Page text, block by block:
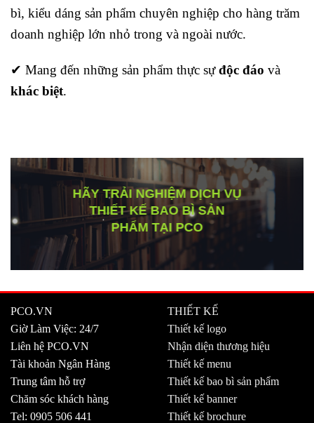
bì, kiểu dáng sản phẩm chuyên nghiệp cho hàng trăm
doanh nghiệp lớn nhỏ trong và ngoài nước.
✔ Mang đến những sản phẩm thực sựđộc đáo và
khác biệt.
HÃY TRẢI NGHIỆM DỊCH VỤ
THIẾT KẾ BAO BÌ SẢN
PHẨM TẠI PCO
PCO.VN
Giờ Làm Việc: 24/7
Liên hệ PCO.VN
Tài khoản Ngân Hàng
Trung tâm hỗ trợ
Chăm sóc khách hàng
Tel: 0905 506 441
THIẾT KẾ
Thiết kế logo
Nhận diện thương hiệu
Thiết kế menu
Thiết kế bao bì sản phẩm
Thiết kế banner
Thiết kế brochure